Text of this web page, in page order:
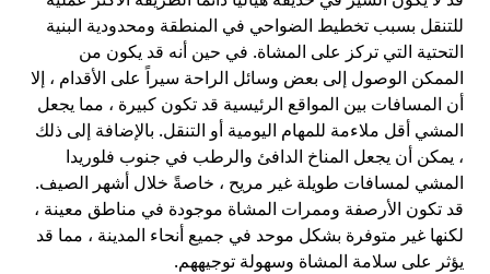
للتنقل بسبب تخطيط الضواحي في المنطقة ومحدودية البنية
التحتية التي تركز على المشاة. في حين أنه قد يكون من
الممكن الوصول إلى بعض وسائل الراحة سيراً على الأقدام ، إلا
أن المسافات بين المواقع الرئيسية قد تكون كبيرة ، مما يجعل
المشي أقل ملاءمة للمهام اليومية أو التنقل. بالإضافة إلى ذلك
، يمكن أن يجعل المناخ الدافئ والرطب في جنوب فلوريدا
المشي لمسافات طويلة غير مريح ، خاصةً خلال أشهر الصيف.
قد تكون الأرصفة وممرات المشاة موجودة في مناطق معينة ،
لكنها غير متوفرة بشكل موحد في جميع أنحاء المدينة ، مما قد
يؤثر على سلامة المشاة وسهولة توجيههم.